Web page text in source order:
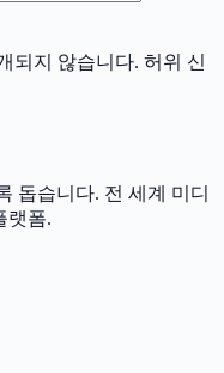
되지 않습니다. 허위 신
돕습니다. 전 세계 미디
랫폼.